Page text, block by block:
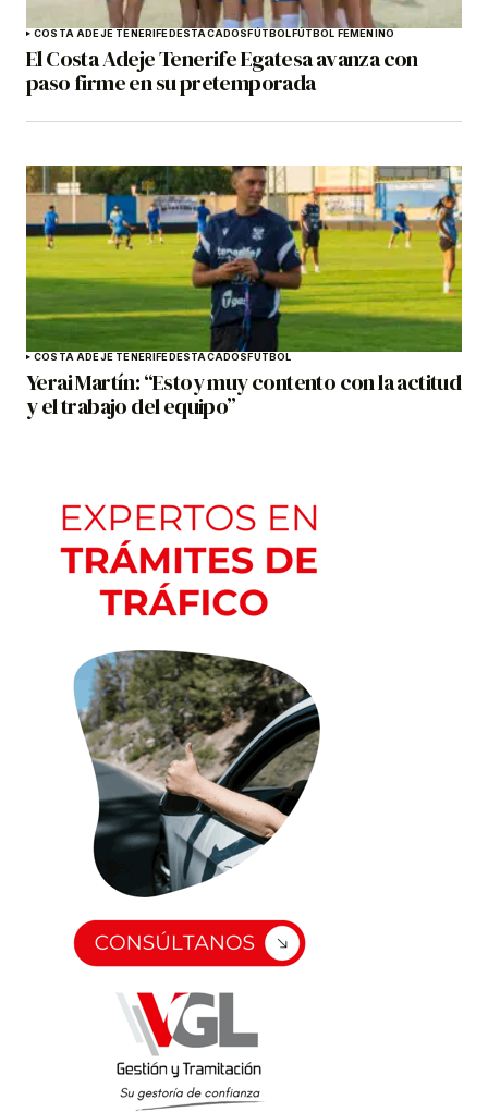
COSTA ADEJE TENERIFEDESTACADOSFÚTBOLFÚTBOL FEMENINO
El Costa Adeje Tenerife Egatesa avanza con
paso firme en su pretemporada
COSTA ADEJE TENERIFEDESTACADOSFÚTBOL
Yerai Martín: “Estoy muy contento con la actitud
y el trabajo del equipo”